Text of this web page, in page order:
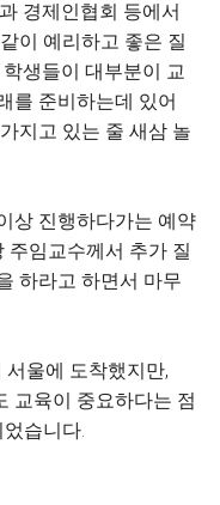
경제인협회 등에서
이 예리하고 좋은 질
생들이 대부분이 교
를 준비하는데 있어
지고 있는 줄 새삼 놀
상 진행하다가는 예약
주임교수께서 추가 질
하라고 하면서 마무
울에 도착했지만,
교육이 중요하다는 점
습니다.